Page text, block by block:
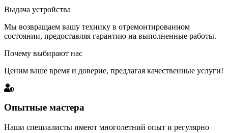
Выдача устройства
Мы возвращаем вашу технику в отремонтированном
состоянии, предоставляя гарантию на выполненные работы.
Почему выбирают нас
Ценим ваше время и доверие, предлагая качественные услуги!
Опытные мастера
Наши специалисты имеют многолетний опыт и регулярно